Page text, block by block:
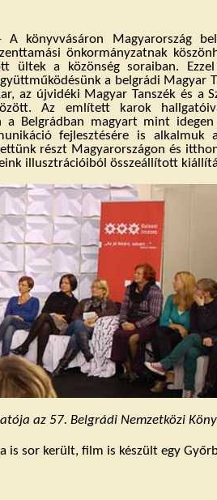
A könyvvásáron Magyarország
önkormányzatnak
ültek a közönség soraiban.
a belgrádi Magyar
az újvidéki Magyar Tanszék és a
Az említett karok
a Belgrádban magyart mint
fejlesztésére is
részt Magyarországon és
illusztrációiból összeállított
az 57. Belgrádi Nemzetközi
is sor került, film is készült egy